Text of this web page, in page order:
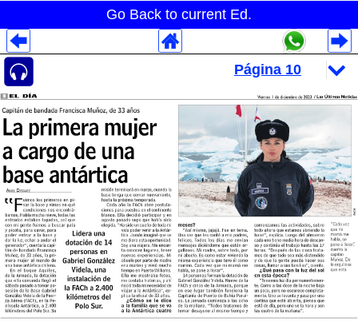
Go Back to current Ed.
Despliegues Analytics
Despliegues Totales
Despliegues por Rubros